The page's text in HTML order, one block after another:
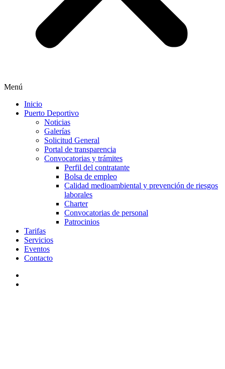
Menú
Inicio
Puerto Deportivo
Noticias
Galerías
Solicitud General
Portal de transparencia
Convocatorias y trámites
Perfil del contratante
Bolsa de empleo
Calidad medioambiental y prevención de riesgos
laborales
Charter
Convocatorias de personal
Patrocinios
Tarifas
Servicios
Eventos
Contacto